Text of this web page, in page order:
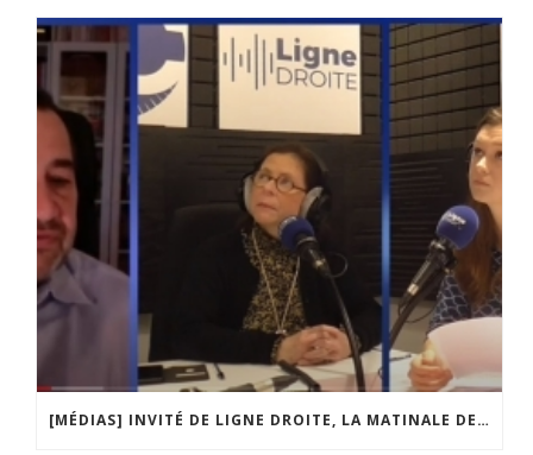
[MÉDIAS] INVITÉ DE LIGNE DROITE, LA MATINALE DE RADIO COURTOISIE